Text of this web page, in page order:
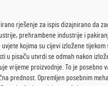
rješenje za ispis dizajnirano da
prehrambene industrije i
kojima su cijevi izložene
u pisaču utvrdi se odmah nakon
vrijeme proizvodnje. To je
prednost. Opremljen posebnim